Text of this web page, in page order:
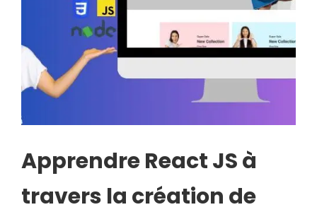
Apprendre React JS à
travers la création de